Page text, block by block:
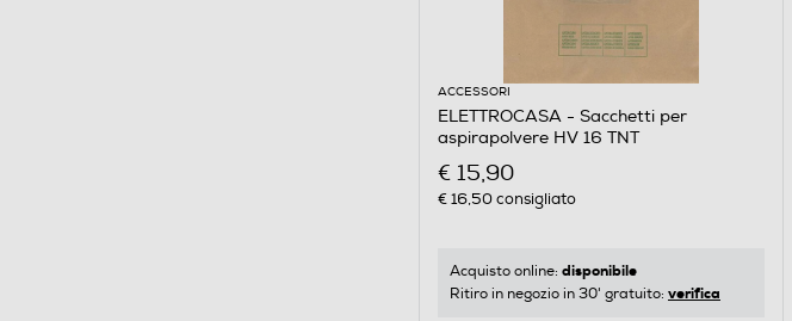
ACCESSORI
ELETTROCASA - Sacchetti per
aspirapolvere HV 16 TNT
€ 15,90
€ 16,50consigliato
Acquisto online: disponibile
Ritiro in negozio in 30' gratuito: verifica